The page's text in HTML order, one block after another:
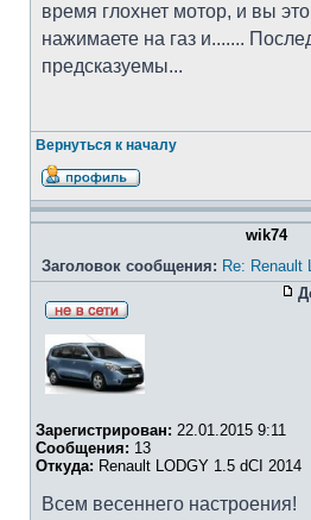
время глохнет мотор, и вы
нажимаете на газ и.......
предсказуемы...
Вернуться к началу
wik74
Заголовок сообщения: Re: Renault
Зарегистрирован: 22.01.2015 9:11
Сообщения: 13
Откуда: Renault LODGY 1.5 dCI 2014
Всем весеннего настроения!